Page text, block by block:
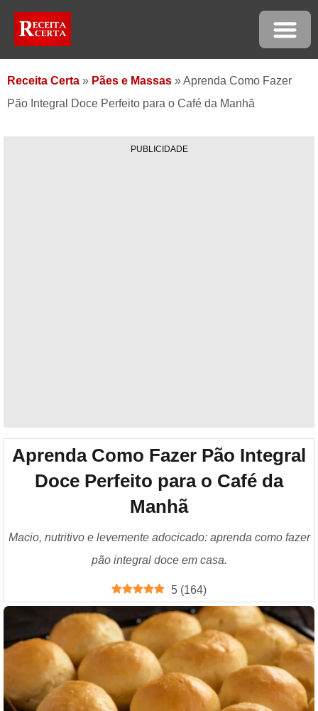
Receita Certa » Pães e Massas »Aprenda Como Fazer
Pão Integral Doce Perfeito para o Café da Manhã
PUBLICIDADE
Aprenda Como Fazer Pão Integral
Doce Perfeito para o Café da
Manhã
Macio, nutritivo e levemente adocicado: aprenda como fazer
pão integral doce em casa.
5 (164)